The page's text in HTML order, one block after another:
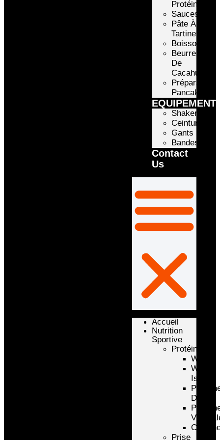
Protéinée
Sauces
Pâte À
Tartiner
Boissons
Beurre
De
Cacahuète
Préparation
Pancake
Shakers
Ceintures
Gants
Bandes
Contact
Us
Accueil
Nutrition
Sportive
Protéines
Whey
Whey
Isolate
D’oeuf
Prise